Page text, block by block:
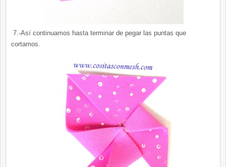
7.-Así continuamos hasta terminar de pegar las puntas que
cortamos.